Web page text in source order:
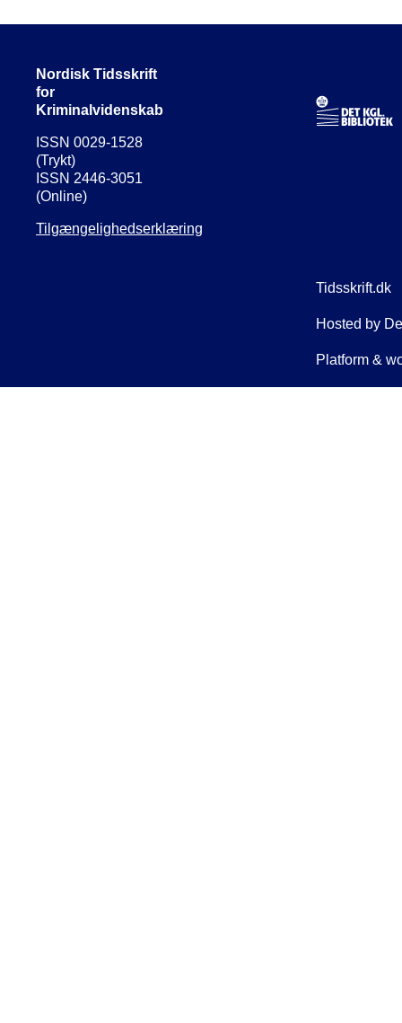
Nordisk Tidsskrift
for
Kriminalvidenskab
ISSN 0029-1528
(Trykt)
ISSN 2446-3051
(Online)
Tilgængelighedserklæring